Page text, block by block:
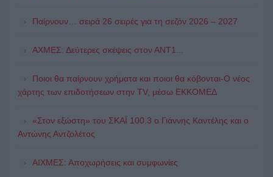
Παίρνουν… σειρά 26 σειρές για τη σεζόν 2026 – 2027
ΑΧΜΕΣ: Δεύτερες σκέψεις στον ΑΝΤ1...
Ποιοι θα παίρνουν χρήματα και ποιοι θα κόβονται-Ο νέος
χάρτης των επιδοτήσεων στην TV, μέσω ΕΚΚΟΜΕΔ
«Στον εξώστη» του ΣΚΑΪ 100.3 ο Γιάννης Καντέλης και ο
Αντώνης Αντζολέτος
ΑΙΧΜΕΣ: Αποχωρήσεις και συμφωνίες